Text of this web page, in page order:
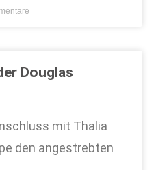
Douglas
mit Thalia
den angestrebten